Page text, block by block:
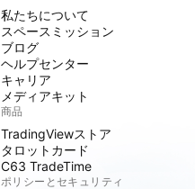
私たちについて
スペースミッション
ブログ
ヘルプセンター
キャリア
メディアキット
商品
TradingViewストア
タロットカード
C63 TradeTime
ポリシーとセキュリティ